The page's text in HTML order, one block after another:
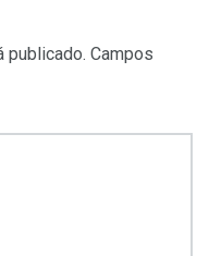
publicado. Campos